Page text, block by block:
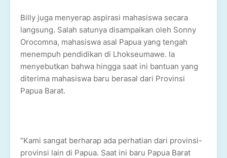
Billy juga menyerap aspirasi mahasiswa secara
langsung. Salah satunya disampaikan oleh Sonny
Orocomna, mahasiswa asal Papua yang tengah
menempuh pendidikan di Lhokseumawe. Ia
menyebutkan bahwa hingga saat ini bantuan yang
diterima mahasiswa baru berasal dari Provinsi
Papua Barat.
“Kami sangat berharap ada perhatian dari provinsi-
provinsi lain di Papua. Saat ini baru Papua Barat